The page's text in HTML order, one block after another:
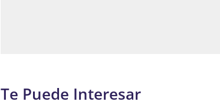
Te Puede Interesar